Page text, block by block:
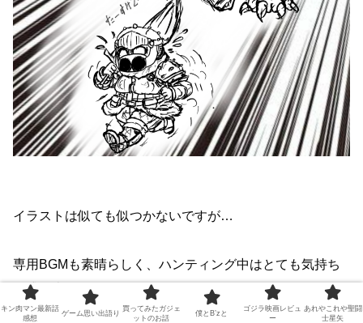
イラストは似ても似つかないですが…
専用BGMも素晴らしく、ハンティング中はとても気持ち
が盛り上がりますね。
怒ると目が紅く光り、動きに合わせて闇夜に紅い光線が流
キン肉マン最新話
感想
ゲーム思い出語り
買ってみたガジェ
ットのお話
僕とB’zと
ゴジラ映画レビュ
ー
あれやこれや聖闘
士星矢